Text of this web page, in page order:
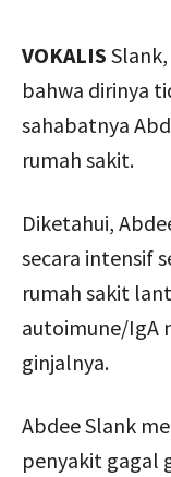
VOKALIS
bahwa dirinya
sahabatnya
rumah sakit.
Diketahui,
secara intensif
rumah sakit
autoimune/IgA
ginjalnya.
Abdee Slank
penyakit gagal